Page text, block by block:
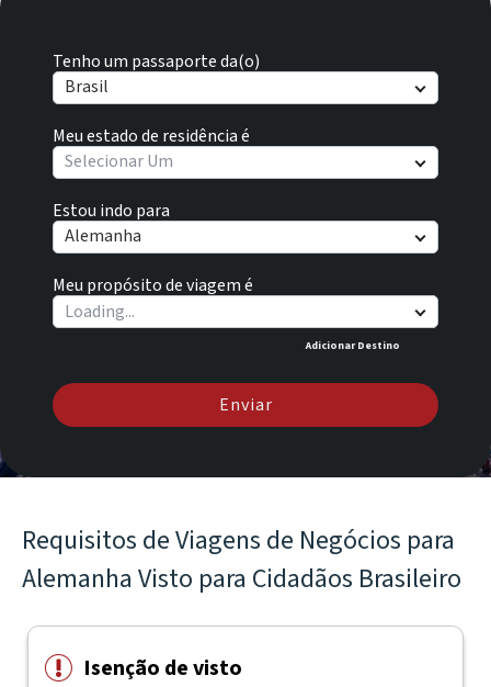
Tenho um passaporte da(o)
Brasil
Meu estado de residência é
Selecionar Um
Estou indo para
Alemanha
Meu propósito de viagem é
Adicionar Destino
Enviar
Requisitos de Viagens de Negócios para
Alemanha Visto para Cidadãos Brasileiro
Isenção de visto